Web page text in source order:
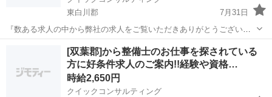
東白川郡
7月31日
『数ある求人の中から弊社の求人をご覧いただきありがとうございま
す!!』 全国に様々な求人を5万件以上取り扱っておりご希望条件やご状
況に応じてマッチしそうな求人をご案内いたします!! 応募前に相談だ
けしてみたい方やどんな求...
東白川郡 工場 スタッフ
[双葉郡]から整備士のお仕事を探されている
方に好条件求人のご案内!!経験や資格…
時給2,650円
クイックコンサルティング